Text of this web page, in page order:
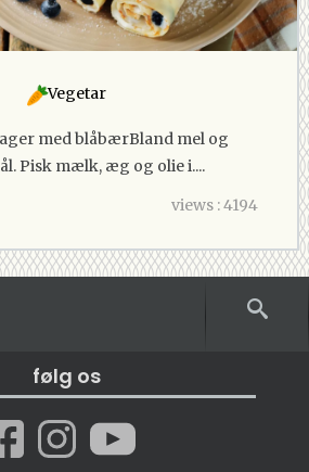
Vegetar
med blåbærBland mel og
Pisk mælk, æg og olie i....
views : 4194
følg os